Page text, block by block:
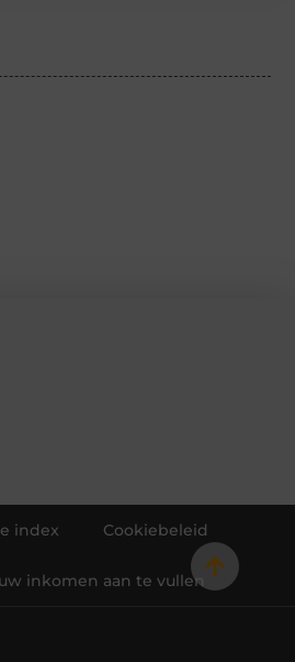
index Cookiebeleid
inkomen aan te vullen